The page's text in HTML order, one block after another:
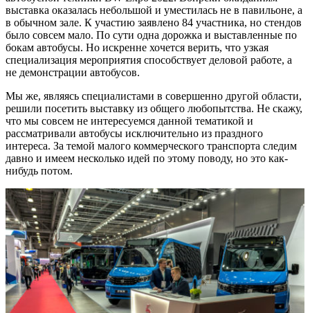
выставка оказалась небольшой и уместилась не в павильоне, а
в обычном зале. К участию заявлено 84 участника, но стендов
было совсем мало. По сути одна дорожка и выставленные по
бокам автобусы. Но искренне хочется верить, что узкая
специализация мероприятия способствует деловой работе, а
не демонстрации автобусов.
Мы же, являясь специалистами в совершенно другой области,
решили посетить выставку из общего любопытства. Не скажу,
что мы совсем не интересуемся данной тематикой и
рассматривали автобусы исключительно из праздного
интереса. За темой малого коммерческого транспорта следим
давно и имеем несколько идей по этому поводу, но это как-
нибудь потом.